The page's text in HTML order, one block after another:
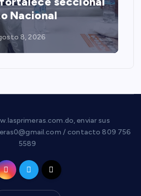
Nacional
8, 2026
enviar sus
/ contacto 809 756
5589